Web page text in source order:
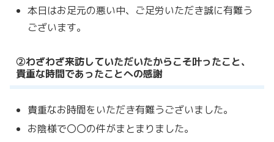
本日はお足元の悪い中、ご足労いただき誠に有難う
ございます。
②わざわざ来訪していただいたからこそ叶ったこと、
貴重な時間であったことへの感謝
貴重なお時間をいただき有難うございました。
お陰様で〇〇の件がまとまりました。